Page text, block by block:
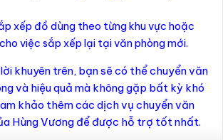
xếp đồ dùng theo từng khu vực hoặc
việc sắp xếp lại tại văn phòng mới.
khuyên trên, bạn sẽ có thể chuyển văn
và hiệu quả mà không gặp bất kỳ khó
khảo thêm các dịch vụ chuyển văn
Hùng Vương để được hỗ trợ tốt nhất.